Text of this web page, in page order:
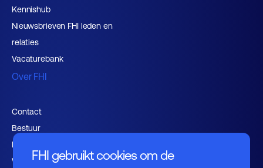
FHI gebruikt cookies om de
Kennishub
Nieuwsbrieven FHI leden en
relaties
Vacaturebank
Over FHI
Contact
Bestuur
Medewerkers
Werken bij FHI